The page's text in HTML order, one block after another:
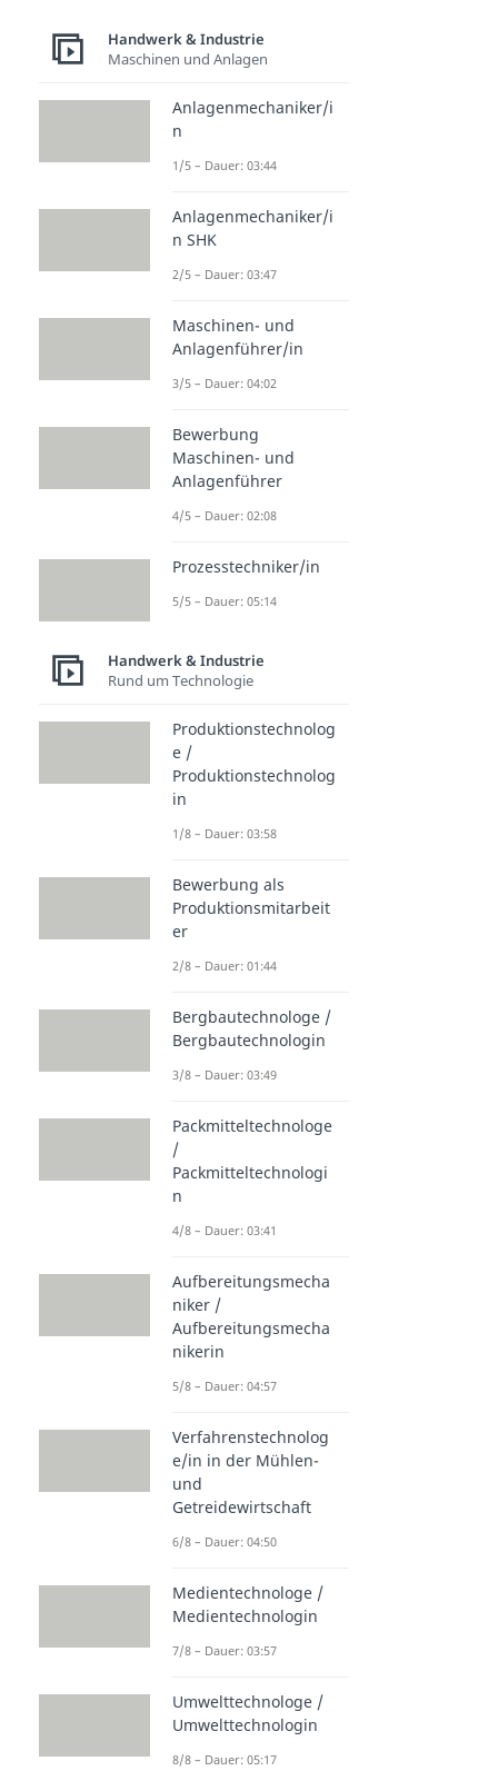
Handwerk & Industrie
Maschinen und Anlagen
Anlagenmechaniker/i
n
1/5 – Dauer: 03:44
Anlagenmechaniker/i
n SHK
2/5 – Dauer: 03:47
Maschinen- und
Anlagenführer/in
3/5 – Dauer: 04:02
Bewerbung
Maschinen- und
Anlagenführer
4/5 – Dauer: 02:08
Prozesstechniker/in
5/5 – Dauer: 05:14
Handwerk & Industrie
Rund um Technologie
Produktionstechnolog
e /
Produktionstechnolog
in
1/8 – Dauer: 03:58
Bewerbung als
Produktionsmitarbeit
er
2/8 – Dauer: 01:44
Bergbautechnologe /
Bergbautechnologin
3/8 – Dauer: 03:49
Packmitteltechnologe
/
Packmitteltechnologi
n
4/8 – Dauer: 03:41
Aufbereitungsmecha
niker /
Aufbereitungsmecha
nikerin
5/8 – Dauer: 04:57
Verfahrenstechnolog
e/in in der Mühlen-
und
Getreidewirtschaft
6/8 – Dauer: 04:50
Medientechnologe /
Medientechnologin
7/8 – Dauer: 03:57
Umwelttechnologe /
Umwelttechnologin
8/8 – Dauer: 05:17